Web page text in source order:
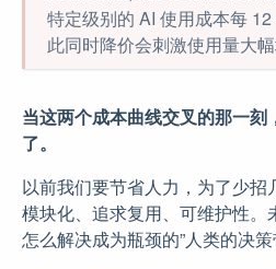
特定级别的 AI 使用成本每
此同时降价会刺激使用量大幅
当这两个成本曲线交叉的那一
了。
以前我们要节省人力，为了少
模块化、追求复用、可维护性。
怎么解决成为瓶颈的”人类的决策